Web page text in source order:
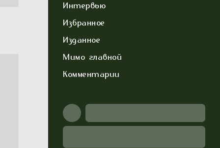
Интервью
Избранное
Изданное
Мимо главной
Комментарии